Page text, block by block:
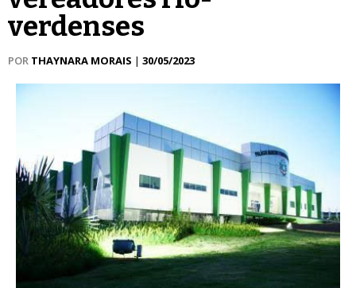
verdenses
POR THAYNARA MORAIS | 30/05/2023